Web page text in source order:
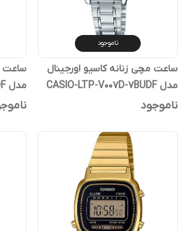
ناموجود
ساعت مچی زنانه کاسیو اورجینال
مدل CASIO-LTP-V007D-7BUDF
ناموجود
ساعت
مدل CASIO-LTP-VT01G-1BUDF